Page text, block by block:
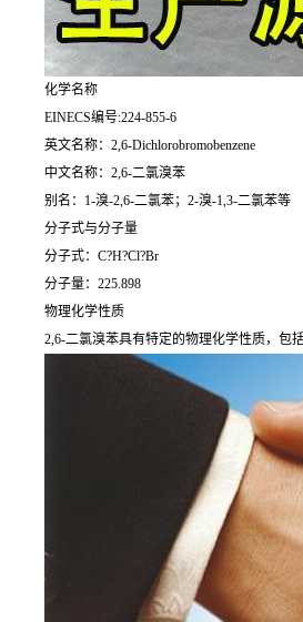
化学名称
EINECS编号:224-855-6
英文名称：2,6-Dichlorobromobenzene
中文名称：2,6-二氯溴苯
别名：1-溴-2,6-二氯苯；2-溴-1,3-二氯苯等
分子式与分子量
分子式：C?H?Cl?Br
分子量：225.898
物理化学性质
2,6-二氯溴苯具有特定的物理化学性质，包